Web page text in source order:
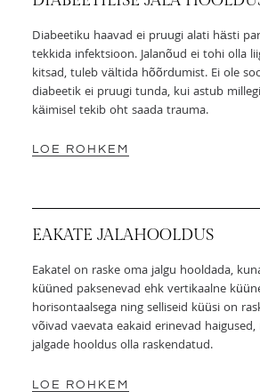
Diabeetiku haavad ei pruugi alati hästi
tekkida infektsioon. Jalanõud ei tohi olla
kitsad, tuleb vältida hõõrdumist. Ei ole
diabeetik ei pruugi tunda, kui astub
käimisel tekib oht saada trauma.
LOE ROHKEM
EAKATE JALAHOOLDUS
Eakatel on raske oma jalgu hooldada,
küüned paksenevad ehk vertikaalne
horisontaalsega ning selliseid küüsi on
võivad vaevata eakaid erinevad
jalgade hooldus olla raskendatud.
LOE ROHKEM